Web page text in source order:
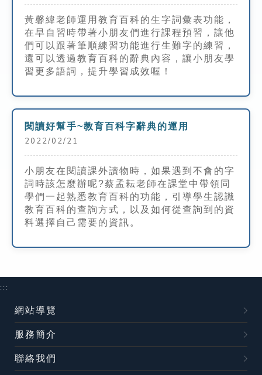
黃馨緯老師運用教育百科的生字詞彙表功能，
在早自習時帶著小朋友們進行課程預習，讓他
們可以跟著筆順練習功能進行生難字的練習，
還可以透過教育百科的辭典內容，讓小朋友學
習更多語詞，提升學習成效喔！
閱讀好幫手~教育百科字辭典的運用
2022/02/21
小朋友在閱讀課外讀物時，如果遇到不會的字
詞時該怎麼辦呢?蔡孟耘老師在課堂中帶領同
學們一起熟悉教育百科的功能，引導學生認識
教育百科的查詢方式，以及如何從查詢到的資
料選擇自己需要的資訊。
:::
網站導覽
服務簡介
聯絡我們